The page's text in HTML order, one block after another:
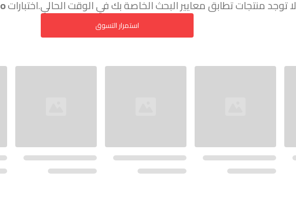
لا توجد منتجات تطابق معايير البحث الخاصة بك في الوقت الحالي.اختبارات
استمرار التسوق